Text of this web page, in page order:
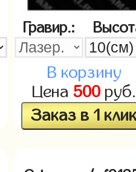
Гравир.:
В корзину
Цена 500руб.
Заказ в 1